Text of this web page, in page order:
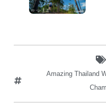
Amazing Thailand